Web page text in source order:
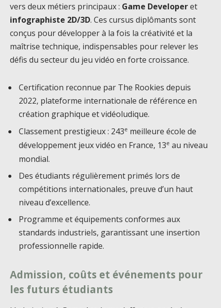
vers deux métiers principaux : Game Developeret
infographiste 2D/3D. Ces cursus diplômants sont
conçus pour développer à la fois la créativité et la
maîtrise technique, indispensables pour relever les
défis du secteur du jeu vidéo en forte croissance.
Certification reconnue par The Rookies depuis
2022, plateforme internationale de référence en
création graphique et vidéoludique.
Classement prestigieux : 243e meilleure école de
développement jeux vidéo en France, 13e au niveau
mondial.
Des étudiants régulièrement primés lors de
compétitions internationales, preuve d’un haut
niveau d’excellence.
Programme et équipements conformes aux
standards industriels, garantissant une insertion
professionnelle rapide.
Admission, coûts et événements pour
les futurs étudiants